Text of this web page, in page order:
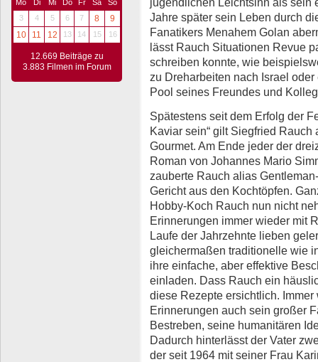
Mo Di Mi Do Fr Sa
So
3
4 5 6 7 8
9
10
11 12 13 14 15 16
12.669 Beiträge zu
3.883 Filmen im Forum
Jahre später sein Leben durch
Fanatikers Menahem Golan
lässt Rauch Situationen Revue
schreiben konnte, wie
zu Dreharbeiten nach Israel
Pool seines Freundes und
Spätestens seit dem Erfolg der
Kaviar sein“ gilt Siegfried
Gourmet. Am Ende jeder der
Roman von Johannes Mario
zauberte Rauch alias
Gericht aus den Kochtöpfen.
Hobby-Koch Rauch nun nicht
Erinnerungen immer wieder mit
Laufe der Jahrzehnte lieben
gleichermaßen traditionelle wie
ihre einfache, aber effektive
einladen. Dass Rauch ein
diese Rezepte ersichtlich.
Erinnerungen auch sein großer
Bestreben, seine humanitären
Dadurch hinterlässt der Vater
der seit 1964 mit seiner Frau